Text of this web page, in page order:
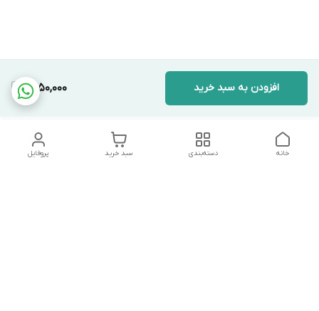
9,950,000 افزودن به سبد خرید
پروفایل سبد خرید دسته‌بندی خانه